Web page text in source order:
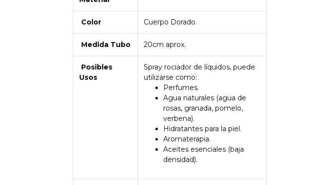
Color Cuerpo Dorado.
Medida Tubo 20cm aprox.
Posibles
Usos
Spray rociador de líquidos, puede
utilizarse como:
Perfumes.
Agua naturales (agua de
rosas, granada, pomelo,
verbena).
Hidratantes para la piel.
Aromaterapia.
Aceites esenciales (baja
densidad).